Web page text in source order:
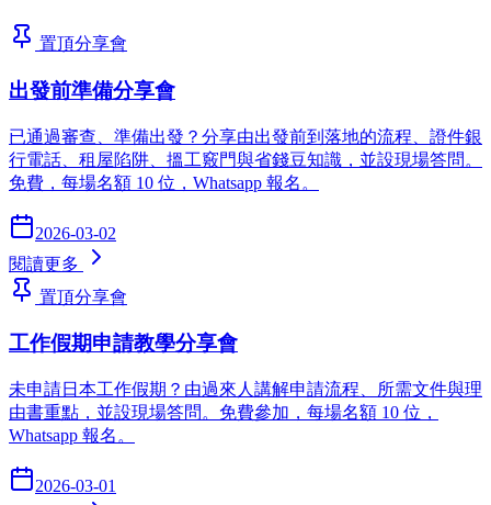
置頂分享會
出發前準備分享會
已通過審查、準備出發？分享由出發前到落地的流程、證件銀
行電話、租屋陷阱、搵工竅門與省錢豆知識，並設現場答問。
免費，每場名額 10 位，Whatsapp 報名。
2026-03-02
閱讀更多
置頂分享會
工作假期申請教學分享會
未申請日本工作假期？由過來人講解申請流程、所需文件與理
由書重點，並設現場答問。免費參加，每場名額 10 位，
Whatsapp 報名。
2026-03-01